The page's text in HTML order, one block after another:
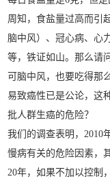
周知，食盐量过高而引
脑中风）、冠心病、心
等，铁证如山。那么请
可脑中风，也要吃得那
易致癌性已是公论，
批人群生癌的危险？
我们的调查表明，2010
慢病有关的危险因素，
20年，如果不加以控制